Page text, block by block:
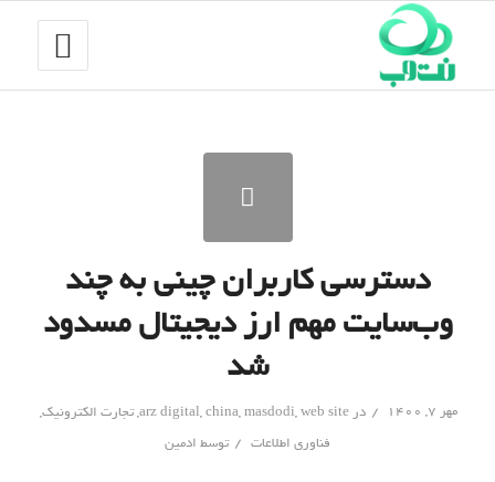
دسترسی کاربران چینی به چند
وب‌سایت مهم ارز دیجیتال مسدود
شد
مهر ۷, ۱۴۰۰ / در arz digital,china,masdodi,web site
,تجارت الکترونیک,
فناوری اطلاعات / توسط ادمین